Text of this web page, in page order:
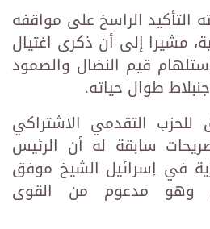
التأكيد الراسخ على مواقفه
مشيرا إلى أن ذكرى اغتيال
قيم النضال والصمود
طوال حياته.
للحزب التقدمي الاشتراكي
سابقة له أن الرئيس
في إسرائيل الشيخ موفق
وهو مدعوم من القوى